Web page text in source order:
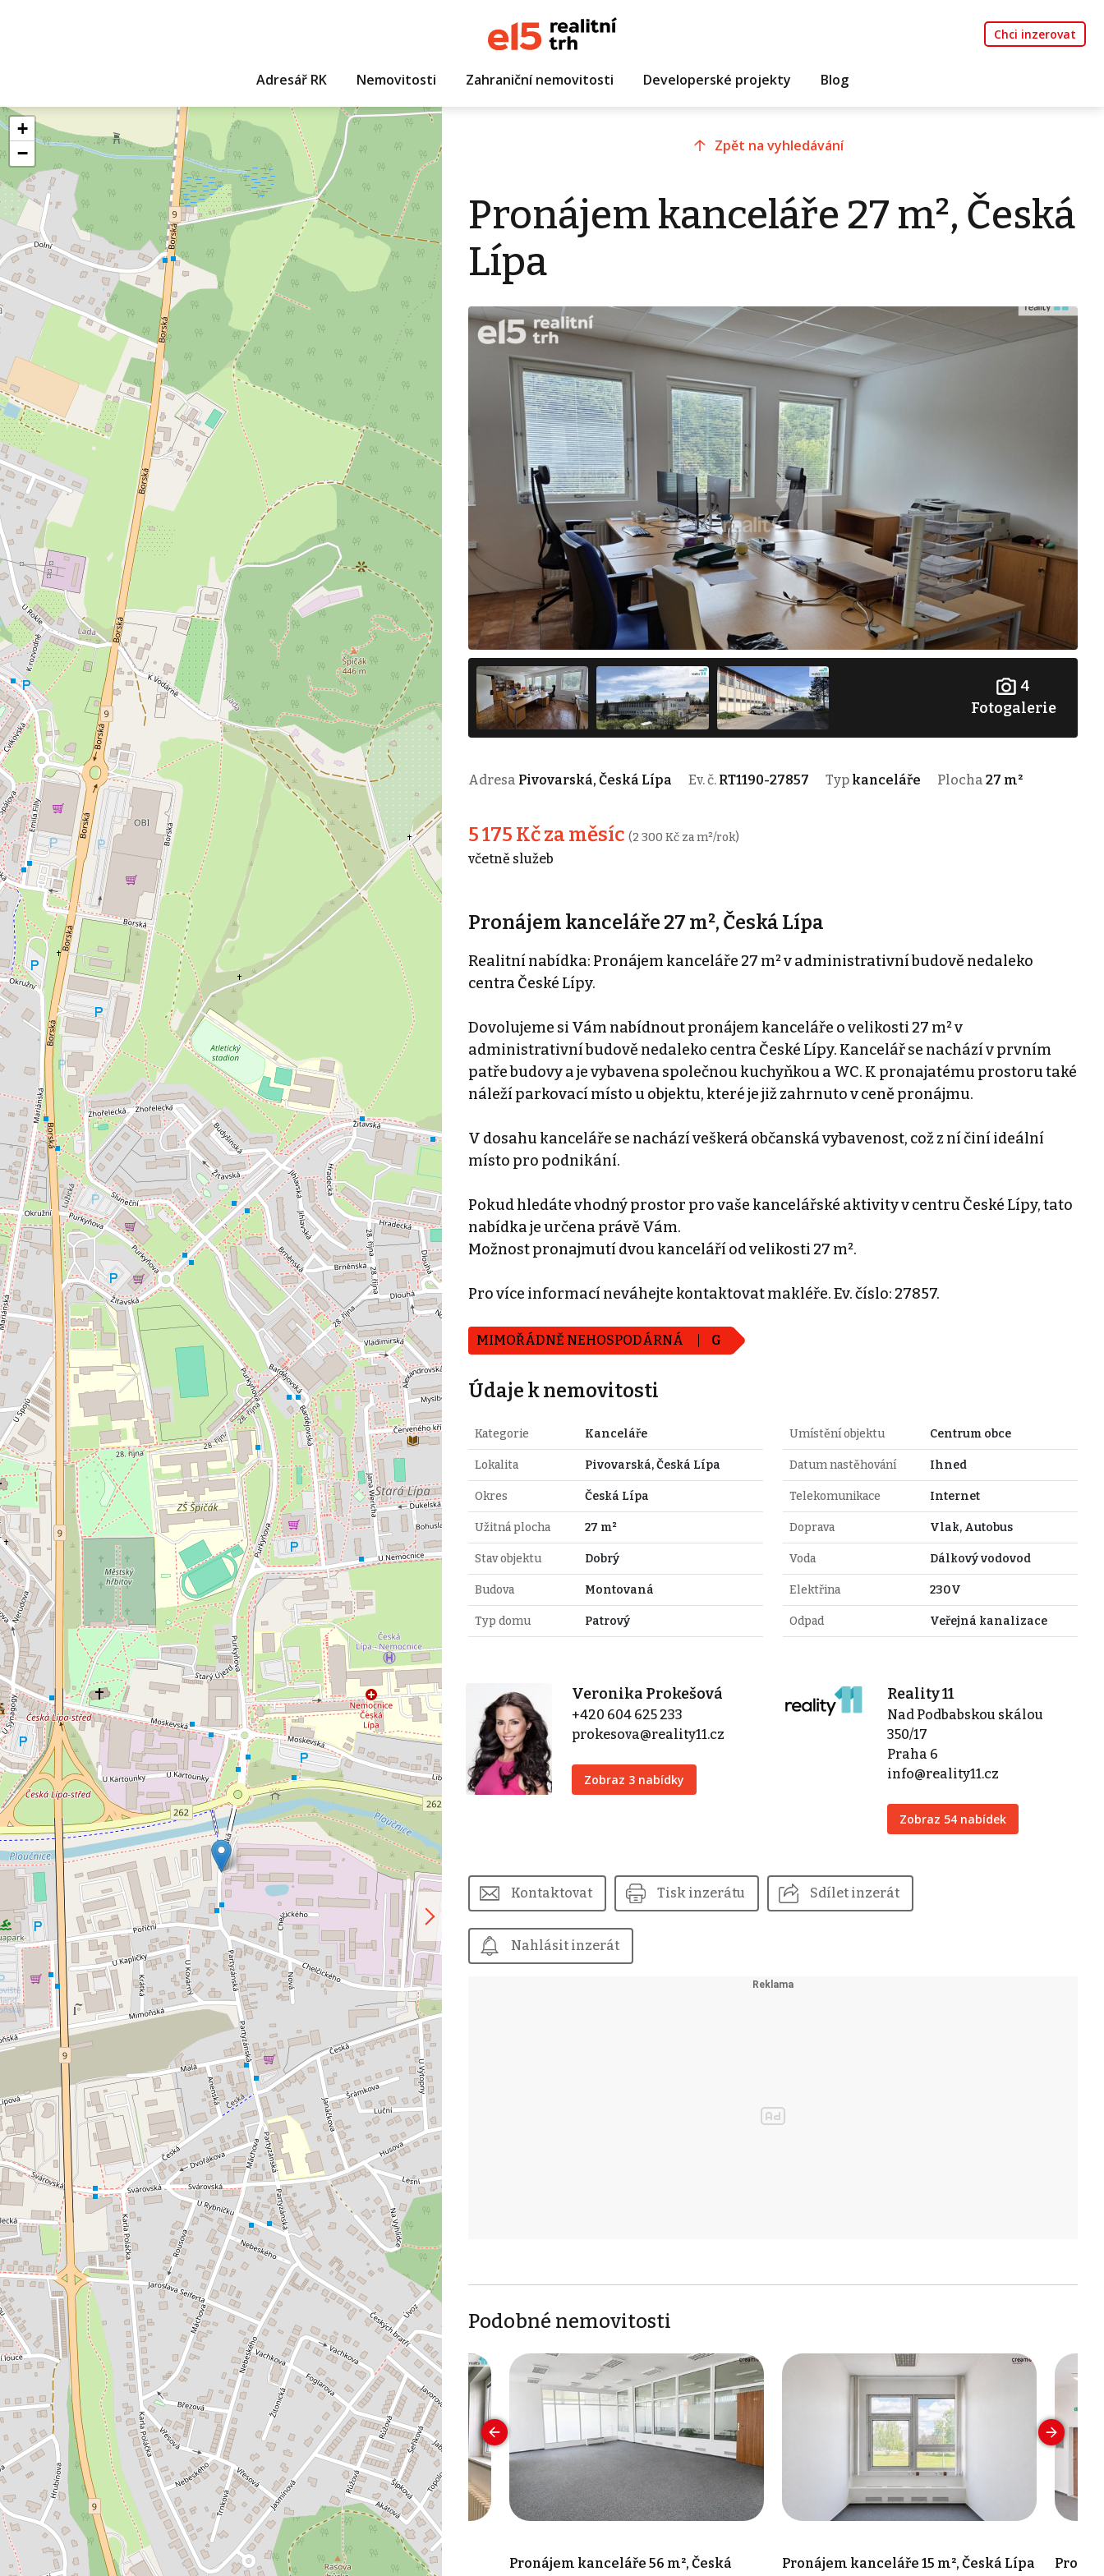
Chci inzerovat
Adresář RK Nemovitosti Zahraniční nemovitosti Developerské projekty Blog
+
−
Zpět na vyhledávání
Pronájem kanceláře 27 m², Česká
Lípa
4
Fotogalerie
Adresa Pivovarská, Česká Lípa Ev. č. RT1190-27857 Typ kanceláře Plocha 27 m²
5 175 Kč za měsíc (2 300 Kč za m²/rok)
včetně služeb
Pronájem kanceláře 27 m², Česká Lípa
Realitní nabídka: Pronájem kanceláře 27 m² v administrativní budově nedaleko
centra České Lípy.
Dovolujeme si Vám nabídnout pronájem kanceláře o velikosti 27 m² v
administrativní budově nedaleko centra České Lípy. Kancelář se nachází v prvním
patře budovy a je vybavena společnou kuchyňkou a WC. K pronajatému prostoru také
náleží parkovací místo u objektu, které je již zahrnuto v ceně pronájmu.
V dosahu kanceláře se nachází veškerá občanská vybavenost, což z ní činí ideální
místo pro podnikání.
Pokud hledáte vhodný prostor pro vaše kancelářské aktivity v centru České Lípy, tato
nabídka je určena právě Vám.
Možnost pronajmutí dvou kanceláří od velikosti 27 m².
Pro více informací neváhejte kontaktovat makléře. Ev. číslo: 27857.
MIMOŘÁDNĚ NEHOSPODÁRNÁ G
Údaje k nemovitosti
Kategorie Kanceláře
Lokalita Pivovarská, Česká Lípa
Okres Česká Lípa
Užitná plocha 27 m²
Stav objektu Dobrý
Budova Montovaná
Typ domu Patrový
Umístění objektu Centrum obce
Datum nastěhování Ihned
Telekomunikace Internet
Doprava Vlak, Autobus
Voda Dálkový vodovod
Elektřina 230V
Odpad Veřejná kanalizace
Veronika Prokešová
+420 604 625 233
prokesova@reality11.cz
Zobraz 3 nabídky
Reality 11
Nad Podbabskou skálou
350/17
Praha 6
info@reality11.cz
Zobraz 54 nabídek
Kontaktovat Tisk inzerátu Sdílet inzerát
Nahlásit inzerát
Podobné nemovitosti
kanceláře 24 m², Česká
Pronájem kanceláře 40 m², Česká
Pronájem kanceláře 56 m², Česká
Pronájem kanceláře 15 m², Česká Lípa